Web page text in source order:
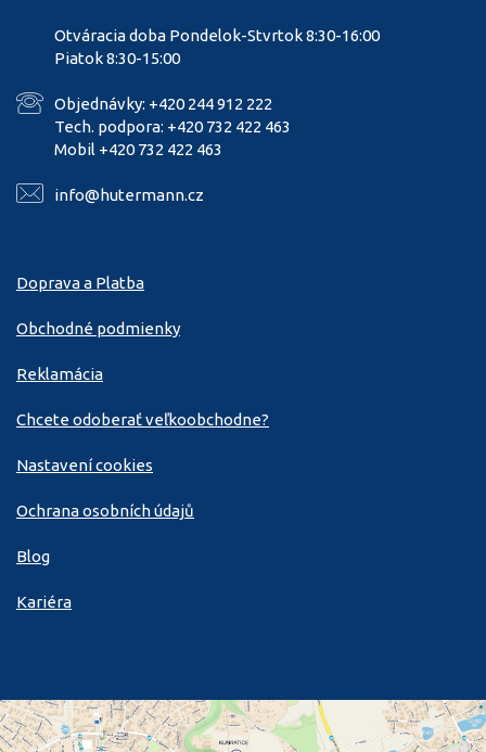
Otváracia doba Pondelok-Stvrtok 8:30-16:00
Piatok 8:30-15:00
Objednávky: +420 244 912 222
Tech. podpora: +420 732 422 463
Mobil +420 732 422 463
info@hutermann.cz
Doprava a Platba
Obchodné podmienky
Reklamácia
Chcete odoberať veľkoobchodne?
Nastavení cookies
Ochrana osobních údajů
Blog
Kariéra